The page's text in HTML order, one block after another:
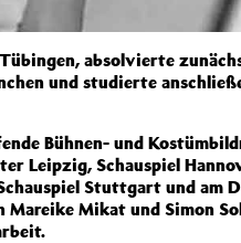
absolvierte
und studierte
Bühnen- und
Leipzig, Schauspiel
Stuttgart und am
Mareike Mikat und Simon